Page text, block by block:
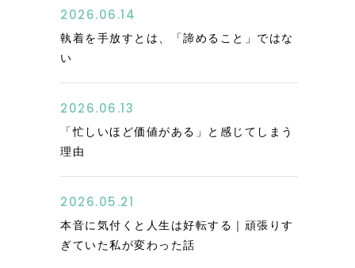
2026.06.14
執着を手放すとは、「諦めること」ではな
い
2026.06.13
「忙しいほど価値がある」と感じてしまう
理由
2026.05.21
本音に気付くと人生は好転する｜頑張りす
ぎていた私が変わった話